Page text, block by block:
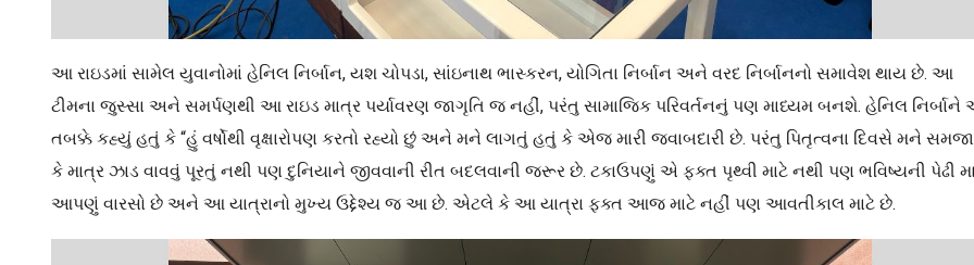
આ રાઇડમાં સામેલ યુવાનોમાં હેનિલ નિર્બાન, યશ ચોપડા, સાંઇનાથ ભાસ્કરન, યોગિતા નિર્બાન અને વરદ નિર્બાનનો સમાવેશ થાય છે. આ
ટીમના જુસ્સા અને સમર્પણથી આ રાઇડ માત્ર પર્યાવરણ જાગૃતિ જ નહીં, પરંતુ સામાજિક પરિવર્તનનું પણ માધ્યમ બનશે. હેનિલ
તબક્કે કહ્યું હતું કે “હું વર્ષોથી વૃક્ષારોપણ કરતો રહ્યો છું અને મને લાગતું હતું કે એજ મારી જવાબદારી છે. પરંતુ પિતૃત્વના દિવસે મને
કે માત્ર ઝાડ વાવવું પૂરતું નથી પણ દુનિયાને જીવવાની રીત બદલવાની જરૂર છે. ટકાઉપણું એ ફક્ત પૃથ્વી માટે નથી પણ ભવિષ્યની પેઢી
આપણું વારસો છે અને આ યાત્રાનો મુખ્ય ઉદ્દેશ્ય જ આ છે. એટલે કે આ યાત્રા ફક્ત આજ માટે નહીં પણ આવતીકાલ માટે છે.